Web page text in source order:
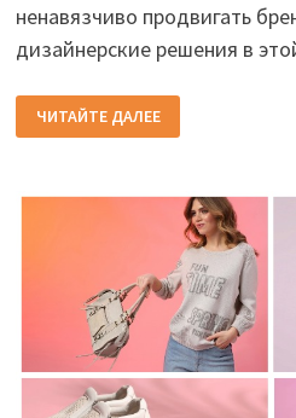
ненавязчиво продвигать
дизайнерские решения в
ТРЕНДЫ
В
ДИЗАЙНЕ
ЧИТАЙТЕ ДАЛЕЕ